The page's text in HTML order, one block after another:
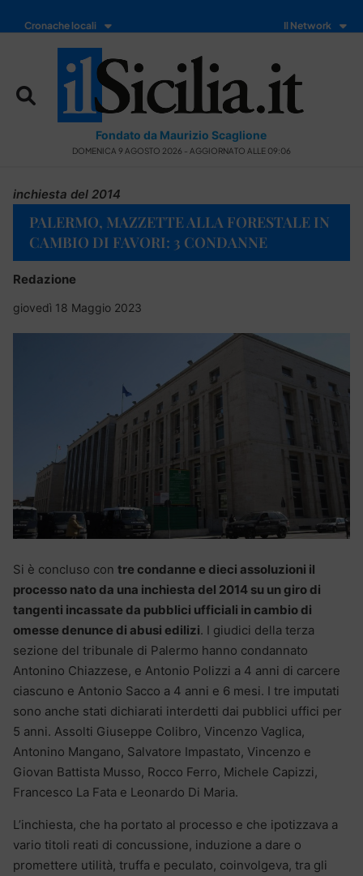
Cronache locali Il Network
Fondato da Maurizio Scaglione
DOMENICA 9 AGOSTO 2026 - AGGIORNATO ALLE 09:06
inchiesta del 2014
PALERMO, MAZZETTE ALLA FORESTALE IN
CAMBIO DI FAVORI: 3 CONDANNE
Redazione
giovedì 18 Maggio 2023
Si è concluso con tre condanne e dieci assoluzioni il
processo nato da una inchiesta del 2014 su un giro di
tangenti incassate da pubblici ufficiali in cambio di
omesse denunce di abusi edilizi. I giudici della terza
sezione del tribunale di Palermo hanno condannato
Antonino Chiazzese, e Antonio Polizzi a 4 anni di carcere
ciascuno e Antonio Sacco a 4 anni e 6 mesi. I tre imputati
sono anche stati dichiarati interdetti dai pubblici uffici per
5 anni. Assolti Giuseppe Colibro, Vincenzo Vaglica,
Antonino Mangano, Salvatore Impastato, Vincenzo e
Giovan Battista Musso, Rocco Ferro, Michele Capizzi,
Francesco La Fata e Leonardo Di Maria.
L’inchiesta, che ha portato al processo e che ipotizzava a
vario titoli reati di concussione, induzione a dare o
promettere utilità, truffa e peculato, coinvolgeva, tra gli